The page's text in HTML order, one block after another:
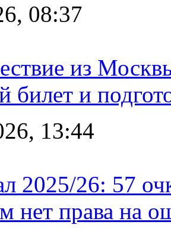
08:37
из
билет и
13:44
2025/26: 57
нет права на